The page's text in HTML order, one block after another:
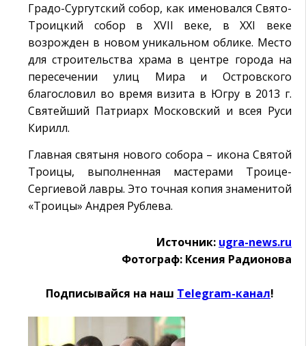
Градо-Сургутский собор, как именовался Свято-
Троицкий собор в XVII веке, в XXI веке
возрожден в новом уникальном облике. Место
для строительства храма в центре города на
пересечении улиц Мира и Островского
благословил во время визита в Югру в 2013 г.
Святейший Патриарх Московский и всея Руси
Кирилл.
Главная святыня нового собора – икона Святой
Троицы, выполненная мастерами Троице-
Сергиевой лавры. Это точная копия знаменитой
«Троицы» Андрея Рублева.
Источник: ugra-news.ru
Фотограф: Ксения Радионова
Подписывайся на наш Telegram-канал!